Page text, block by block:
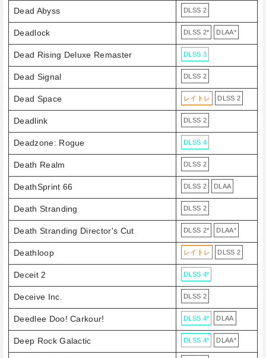
Dead Abyss DLSS 2
Deadlock DLSS 2* DLAA*
Dead Rising Deluxe Remaster DLSS 3
Dead Signal DLSS 2
Dead Space レイトレ DLSS 2
Deadlink DLSS 2
Deadzone: Rogue DLSS 4
Death Realm DLSS 2
DeathSprint 66 DLSS 2 DLAA
Death Stranding DLSS 2
Death Stranding Director's Cut DLSS 2* DLAA*
Deathloop レイトレ DLSS 2
Deceit 2 DLSS 4*
Deceive Inc. DLSS 2
Deedlee Doo! Carkour! DLSS 4* DLAA
Deep Rock Galactic DLSS 4* DLAA*